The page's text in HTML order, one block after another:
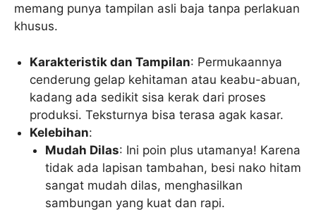
memang punya tampilan asli baja tanpa perlakuan
khusus.
Karakteristik dan Tampilan: Permukaannya
cenderung gelap kehitaman atau keabu-abuan,
kadang ada sedikit sisa kerak dari proses
produksi. Teksturnya bisa terasa agak kasar.
Kelebihan:
Mudah Dilas: Ini poin plus utamanya! Karena
tidak ada lapisan tambahan, besi nako hitam
sangat mudah dilas, menghasilkan
sambungan yang kuat dan rapi.